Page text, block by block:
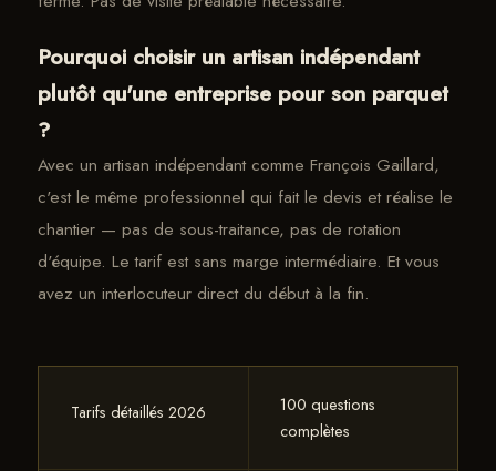
Pourquoi choisir un artisan indépendant
plutôt qu'une entreprise pour son parquet
?
Avec un artisan indépendant comme François Gaillard,
c'est le même professionnel qui fait le devis et réalise le
chantier — pas de sous-traitance, pas de rotation
d'équipe. Le tarif est sans marge intermédiaire. Et vous
avez un interlocuteur direct du début à la fin.
Tarifs détaillés 2026
100 questions
complètes